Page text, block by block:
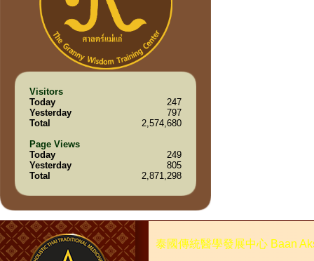
Visitors
Today
247
Yesterday
797
Total
2,574,680
Page Views
Today
249
Yesterday
805
Total
2,871,298
泰國傳統醫學發展中心 Baan